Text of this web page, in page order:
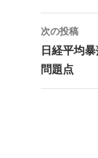
ナ
ビ
ゲ
次の投稿
日経平均
問題点